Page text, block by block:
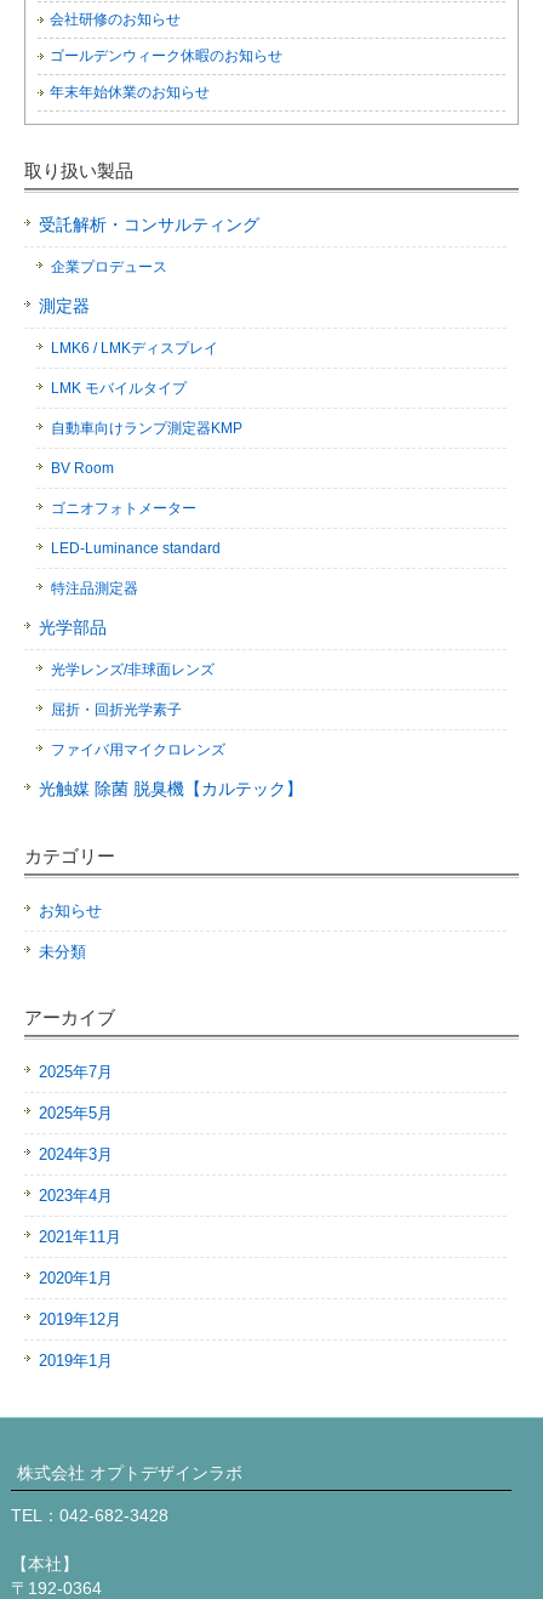
会社研修のお知らせ
ゴールデンウィーク休暇のお知らせ
年末年始休業のお知らせ
取り扱い製品
受託解析・コンサルティング
企業プロデュース
測定器
LMK6 / LMKディスプレイ
LMK モバイルタイプ
自動車向けランプ測定器KMP
BV Room
ゴニオフォトメーター
LED-Luminance standard
特注品測定器
光学部品
光学レンズ/非球面レンズ
屈折・回折光学素子
ファイバ用マイクロレンズ
光触媒 除菌 脱臭機【カルテック】
カテゴリー
お知らせ
未分類
アーカイブ
2025年7月
2025年5月
2024年3月
2023年4月
2021年11月
2020年1月
2019年12月
2019年1月
株式会社 オプトデザインラボ
TEL：042-682-3428
【本社】
〒192-0364